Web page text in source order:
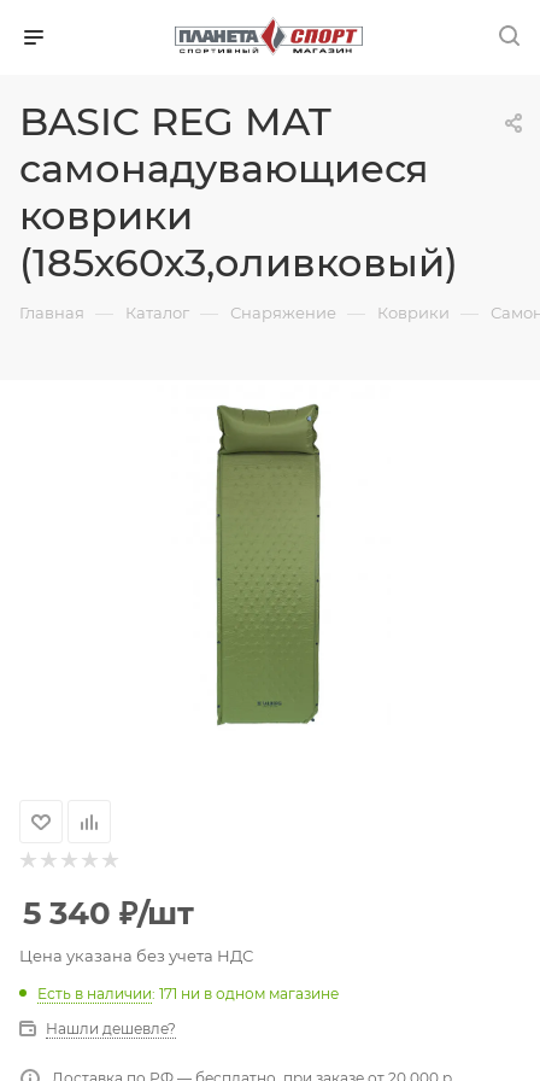
BASIC REG MAT
самонадувающиеся
коврики
(185х60х3,оливковый)
Главная — Каталог — Снаряжение — Коврики —
5 340 ₽/шт
Цена указана без учета НДС
Есть в наличии: 171 ни в одном магазине
Нашли дешевле?